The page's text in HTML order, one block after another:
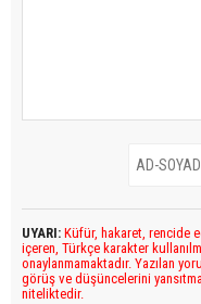
UYARI: Küfür, hakaret, rencide
içeren, Türkçe karakter
onaylanmamaktadır. Yazılan
görüş ve düşüncelerini
niteliktedir.